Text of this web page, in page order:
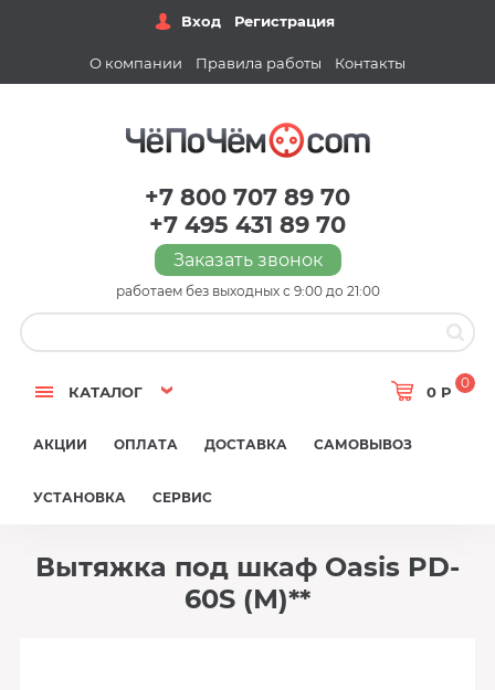
Вход Регистрация
О компании Правила работы Контакты
+7 800 707 89 70
+7 495 431 89 70
Заказать звонок
работаем без выходных с 9:00 до 21:00
КАТАЛОГ 0 Р
0
АКЦИИ ОПЛАТА ДОСТАВКА САМОВЫВОЗ
УСТАНОВКА СЕРВИС
Вытяжка под шкаф Oasis PD-
60S (М)**